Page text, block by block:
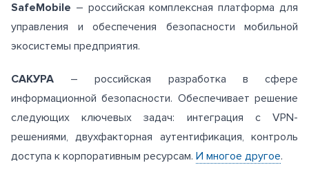
SafeMobile – российская комплексная платформа для
управления и обеспечения безопасности мобильной
экосистемы предприятия.
САКУРА – российская разработка в сфере
информационной безопасности. Обеспечивает решение
следующих ключевых задач: интеграция с VPN-
решениями, двухфакторная аутентификация, контроль
доступа к корпоративным ресурсам. И многое другое.